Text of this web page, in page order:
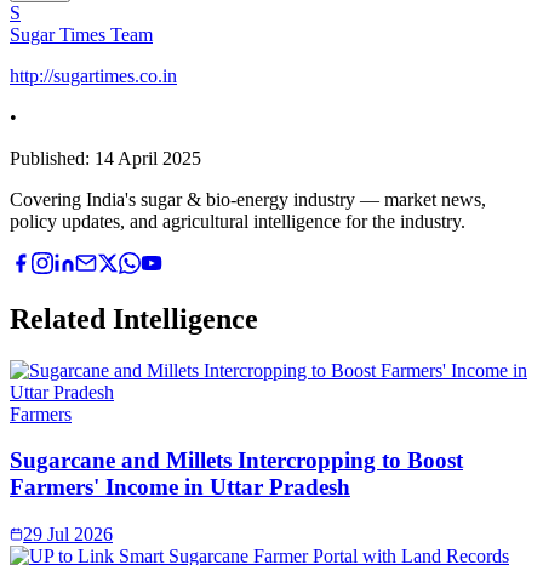
S
Sugar Times Team
http://sugartimes.co.in
•
Published: 14 April 2025
Covering India's sugar & bio-energy industry — market news,
policy updates, and agricultural intelligence for the industry.
Related Intelligence
Farmers
Sugarcane and Millets Intercropping to Boost
Farmers' Income in Uttar Pradesh
29 Jul 2026